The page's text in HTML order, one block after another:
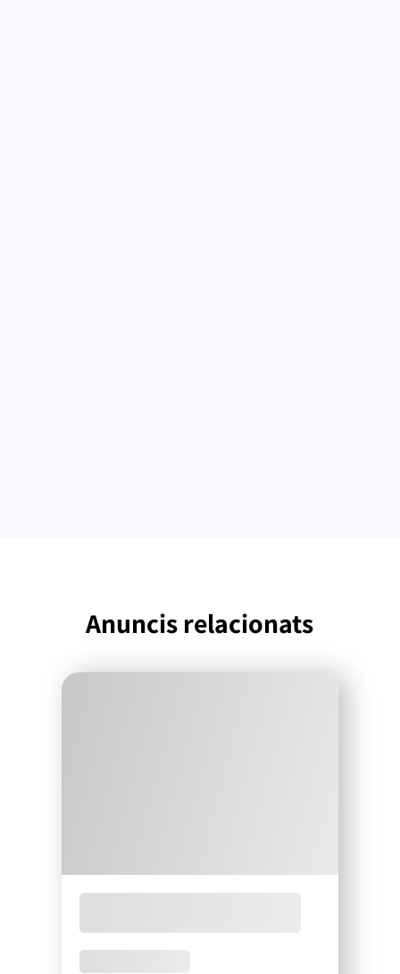
Anuncis relacionats